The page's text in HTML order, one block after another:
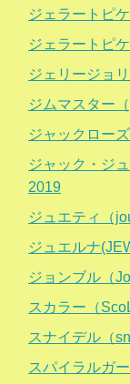
ジェラートピ
ジェラートピ
ジェリージョ
ジムマスター
ジャックロー
ジャック・ジ
2019
ジュエティ（
ジュエルナ
ジョンブル（
スカラー（
スナイデル（
スパイラルガ